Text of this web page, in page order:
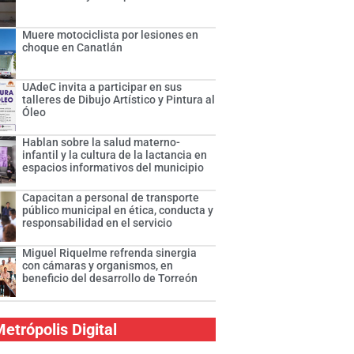
Muere motociclista por lesiones en
choque en Canatlán
UAdeC invita a participar en sus
talleres de Dibujo Artístico y Pintura al
Óleo
Hablan sobre la salud materno-
infantil y la cultura de la lactancia en
espacios informativos del municipio
Capacitan a personal de transporte
público municipal en ética, conducta y
responsabilidad en el servicio
Miguel Riquelme refrenda sinergia
con cámaras y organismos, en
beneficio del desarrollo de Torreón
Digital